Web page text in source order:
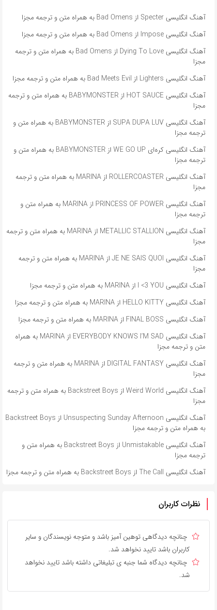
آهنگ انگلیسی Specter از Bad Omens به همراه متن و ترجمه مجزا
آهنگ انگلیسی Impose از Bad Omens به همراه متن و ترجمه مجزا
آهنگ انگلیسی Dying To Love از Bad Omens به همراه متن و ترجمه
مجزا
آهنگ انگلیسی Lighters از Bad Meets Evil به همراه متن و ترجمه مجزا
آهنگ انگلیسی HOT SAUCE از BABYMONSTER به همراه متن و ترجمه
مجزا
آهنگ انگلیسی SUPA DUPA LUV از BABYMONSTER به همراه متن و
ترجمه مجزا
آهنگ انگلیسی کره‌ای WE GO UP از BABYMONSTER به همراه متن و
ترجمه مجزا
آهنگ انگلیسی ROLLERCOASTER از MARINA به همراه متن و ترجمه
مجزا
آهنگ انگلیسی PRINCESS OF POWER از MARINA به همراه متن و
ترجمه مجزا
آهنگ انگلیسی METALLIC STALLION از MARINA به همراه متن و ترجمه
مجزا
آهنگ انگلیسی JE NE SAIS QUOI از MARINA به همراه متن و ترجمه
مجزا
آهنگ انگلیسی I <3 YOU از MARINA به همراه متن و ترجمه مجزا
آهنگ انگلیسی HELLO KITTY از MARINA به همراه متن و ترجمه مجزا
آهنگ انگلیسی FINAL BOSS از MARINA به همراه متن و ترجمه مجزا
آهنگ انگلیسی EVERYBODY KNOWS I’M SAD از MARINA به همراه
متن و ترجمه مجزا
آهنگ انگلیسی DIGITAL FANTASY از MARINA به همراه متن و ترجمه
مجزا
آهنگ انگلیسی Weird World از Backstreet Boys به همراه متن و ترجمه
مجزا
آهنگ انگلیسی Unsuspecting Sunday Afternoon از Backstreet Boys
به همراه متن و ترجمه مجزا
آهنگ انگلیسی Unmistakable از Backstreet Boys به همراه متن و
ترجمه مجزا
آهنگ انگلیسی The Call از Backstreet Boys به همراه متن و ترجمه مجزا
نظرات کاربران
چنانچه دیدگاهی توهین آمیز باشد و متوجه نویسندگان و سایر
کاربران باشد تایید نخواهد شد.
چنانچه دیدگاه شما جنبه ی تبلیغاتی داشته باشد تایید نخواهد
شد.